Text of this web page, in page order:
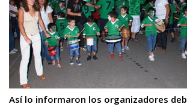
Así lo informaron los organizadores